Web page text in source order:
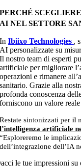
PERCHÉ
AI NEL SETTORE
InIbiixo Technologies ,
AI personalizzate su
Il nostro team di esperti
artificiale per migliorare
operazioni e rimanere
sanitario. Grazie alla
profonda conoscenza
forniscono un valore
Restate sintonizzati per il
l’intelligenza artificiale
“Esploreremo le
dell’integrazione dell’IA
le tue impressioni su